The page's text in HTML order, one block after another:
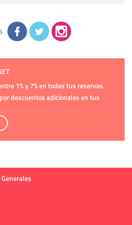
cómo tratamos sus datos en la
1% y 7% en todas tus reservas.
descuentos adicionales en tus